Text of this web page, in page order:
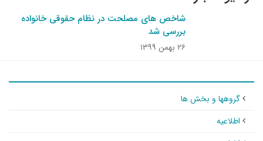
شاخص های مصلحت در نظام حقوقی خانواده
بررسی شد
۲۶ بهمن ۱۳۹۹
گروهها و بخش ها
اطلاعیه